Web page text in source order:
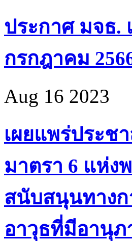
ประกาศ มจธ.
กรกฎาคม
Aug 16 2023
เผยแพร่ประ
มาตรา 6 แห่ง
สนับสนุนทางก
อาวุธที่มีอานุภ